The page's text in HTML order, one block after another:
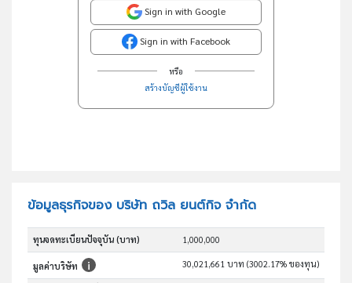
Sign in with Google
Sign in with Facebook
หรือ
สร้างบัญชีผู้ใช้งาน
ข้อมูลธุรกิจของ บริษัท ถวิล ยนต์กิจ จำกัด
ทุนจดทะเบียนปัจจุบัน (บาท) 1,000,000
มูลค่าบริษัท 30,021,661 บาท (3002.17% ของทุน)